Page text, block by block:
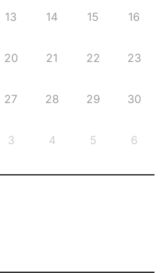
13 14 15 16
20 21 22 23
27 28 29 30
3 4 5 6